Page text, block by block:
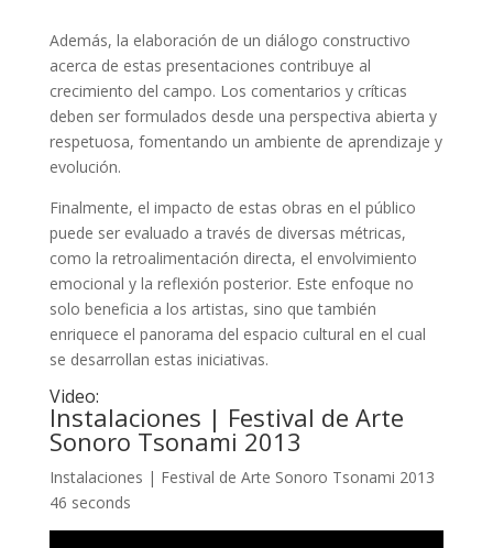
Además, la elaboración de un diálogo constructivo
acerca de estas presentaciones contribuye al
crecimiento del campo. Los comentarios y críticas
deben ser formulados desde una perspectiva abierta y
respetuosa, fomentando un ambiente de aprendizaje y
evolución.
Finalmente, el impacto de estas obras en el público
puede ser evaluado a través de diversas métricas,
como la retroalimentación directa, el envolvimiento
emocional y la reflexión posterior. Este enfoque no
solo beneficia a los artistas, sino que también
enriquece el panorama del espacio cultural en el cual
se desarrollan estas iniciativas.
Video:
Instalaciones | Festival de Arte
Sonoro Tsonami 2013
Instalaciones | Festival de Arte Sonoro Tsonami 2013
46 seconds